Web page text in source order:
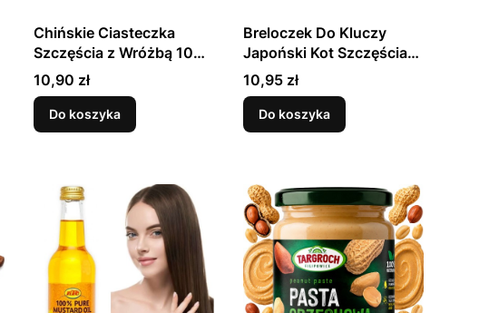
Chińskie Ciasteczka
Szczęścia z Wróżbą 10
Sztuk JANECO
Cena
10,90 zł
Do koszyka
Breloczek Do Kluczy
Japoński Kot Szczęścia
Maneki Neko Good Luck
EMRO AZIATICA
Cena
10,95 zł
Do koszyka